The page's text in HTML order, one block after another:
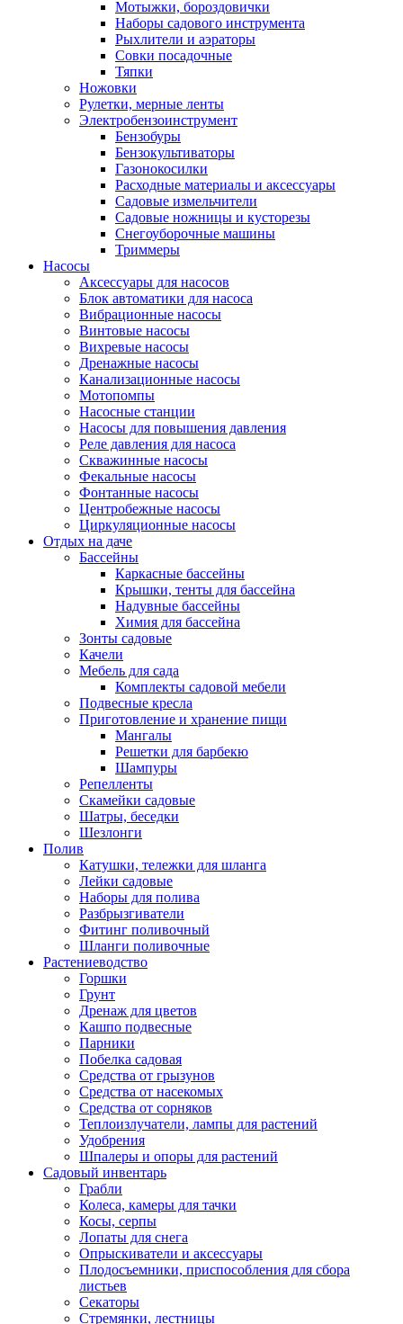
Мотыжки, бороздовички
Наборы садового инструмента
Рыхлители и аэраторы
Совки посадочные
Тяпки
Ножовки
Рулетки, мерные ленты
Электробензоинструмент
Бензобуры
Бензокультиваторы
Газонокосилки
Расходные материалы и аксессуары
Садовые измельчители
Садовые ножницы и кусторезы
Снегоуборочные машины
Триммеры
Насосы
Аксессуары для насосов
Блок автоматики для насоса
Вибрационные насосы
Винтовые насосы
Вихревые насосы
Дренажные насосы
Канализационные насосы
Мотопомпы
Насосные станции
Насосы для повышения давления
Реле давления для насоса
Скважинные насосы
Фекальные насосы
Фонтанные насосы
Центробежные насосы
Циркуляционные насосы
Отдых на даче
Бассейны
Каркасные бассейны
Крышки, тенты для бассейна
Надувные бассейны
Химия для бассейна
Зонты садовые
Качели
Мебель для сада
Комплекты садовой мебели
Подвесные кресла
Приготовление и хранение пищи
Мангалы
Решетки для барбекю
Шампуры
Репелленты
Скамейки садовые
Шатры, беседки
Шезлонги
Полив
Катушки, тележки для шланга
Лейки садовые
Наборы для полива
Разбрызгиватели
Фитинг поливочный
Шланги поливочные
Растениеводство
Горшки
Грунт
Дренаж для цветов
Кашпо подвесные
Парники
Побелка садовая
Средства от грызунов
Средства от насекомых
Средства от сорняков
Теплоизлучатели, лампы для растений
Удобрения
Шпалеры и опоры для растений
Садовый инвентарь
Грабли
Колеса, камеры для тачки
Косы, серпы
Лопаты для снега
Опрыскиватели и аксессуары
Плодосъемники, приспособления для сбора
листьев
Секаторы
Стремянки, лестницы